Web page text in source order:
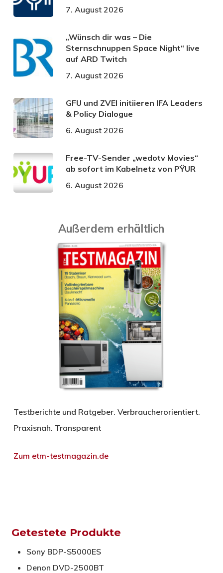
7. August 2026
„Wünsch dir was – Die
Sternschnuppen Space Night“ live
auf ARD Twitch
7. August 2026
GFU und ZVEI initiieren IFA Leaders
& Policy Dialogue
6. August 2026
Free-TV-Sender „wedotv Movies“
ab sofort im Kabelnetz von PŸUR
6. August 2026
Außerdem erhältlich
Testberichte und Ratgeber. Verbraucherorientiert.
Praxisnah. Transparent
Zum etm-testmagazin.de
Getestete Produkte
Sony BDP-S5000ES
Denon DVD-2500BT